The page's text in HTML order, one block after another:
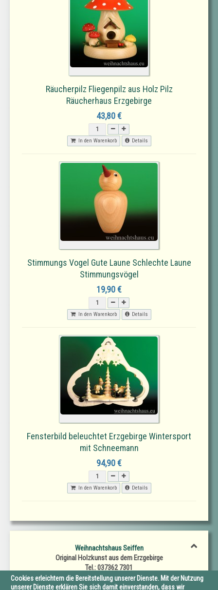
Räucherpilz Fliegenpilz aus Holz Pilz
Räucherhaus Erzgebirge
43,80 €
In den Warenkorb Details
Stimmungs Vogel Gute Laune Schlechte Laune
Stimmungsvögel
19,90 €
In den Warenkorb Details
Fensterbild beleuchtet Erzgebirge Wintersport
mit Schneemann
94,90 €
In den Warenkorb Details
Weihnachtshaus Seiffen
Original Holzkunst aus dem Erzgebirge
Tel.: 037362 7301
Fax.: 037362 7302
E-Mail: SeiffenerWeihnachtshaus@t-online.de
Cookies erleichtern die Bereitstellung unserer Dienste. Mit der Nutzung
unserer Dienste erklären Sie sich damit einverstanden, dass wir